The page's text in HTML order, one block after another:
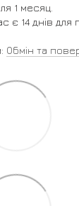
1 месяц.
є 14 днів
Обмін та